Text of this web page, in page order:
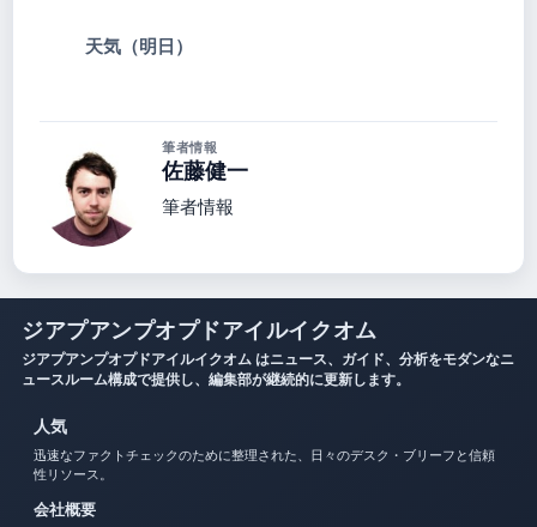
天気（明日）
筆者情報
佐藤健一
筆者情報
ジアプアンプオプドアイルイクオム
ジアプアンプオプドアイルイクオム はニュース、ガイド、分析をモダンなニ
ュースルーム構成で提供し、編集部が継続的に更新します。
人気
迅速なファクトチェックのために整理された、日々のデスク・ブリーフと信頼
性リソース。
会社概要